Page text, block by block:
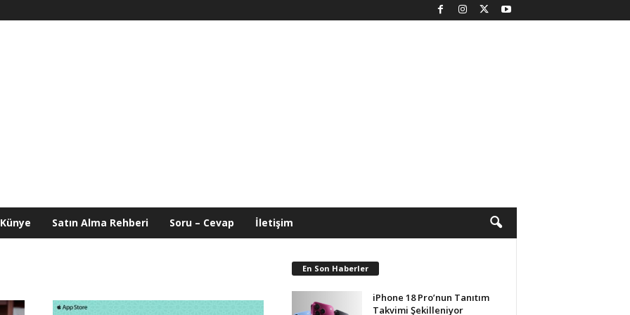
Künye Satın Alma Rehberi Soru – Cevap İletişim
En Son Haberler
iPhone 18 Pro’nun Tanıtım
Takvimi Şekilleniyor